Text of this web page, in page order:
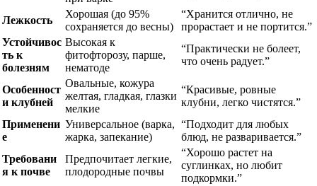
Лежкость
Хорошая (до 95%
сохраняется до весны)
“Хранится отлично, не
прорастает и не портится.”
Устойчивос
ть к
болезням
Высокая к
фитофторозу, парше,
нематоде
“Практически не болеет,
что очень радует.”
Особенност
и клубней
Овальные, кожура
желтая, гладкая, глазки
мелкие
“Красивые, ровные
клубни, легко чистятся.”
Применени
е
Универсальное (варка,
жарка, запекание)
“Подходит для любых
блюд, не разваривается.”
Требовани
я к почве
Предпочитает легкие,
плодородные почвы
“Хорошо растет на
суглинках, но любит
подкормки.”